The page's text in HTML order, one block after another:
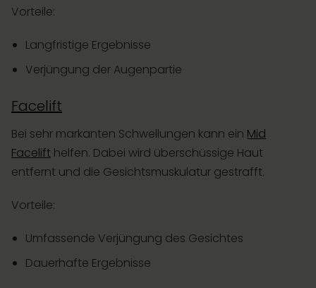
Vorteile:
Langfristige Ergebnisse
Verjüngung der Augenpartie
Facelift
Bei sehr markanten Schwellungen kann ein Mid
Facelift helfen. Dabei wird überschüssige Haut
entfernt und die Gesichtsmuskulatur gestrafft.
Vorteile:
Umfassende Verjüngung des Gesichtes
Dauerhafte Ergebnisse